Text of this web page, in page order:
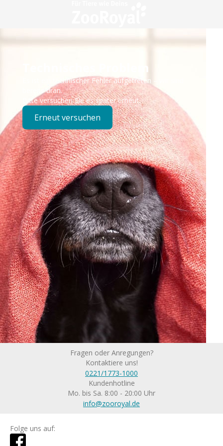
Technisches Problem
Es ist ein technischer Fehler aufgetreten – wir sind
bereits dran.
Bitte versuchen Sie es später erneut.
Erneut versuchen
Fragen oder Anregungen?
Kontaktiere uns!
0221/1773-1000
Kundenhotline
Mo. bis Sa. 8:00 - 20:00 Uhr
info@zooroyal.de
Folge uns auf: